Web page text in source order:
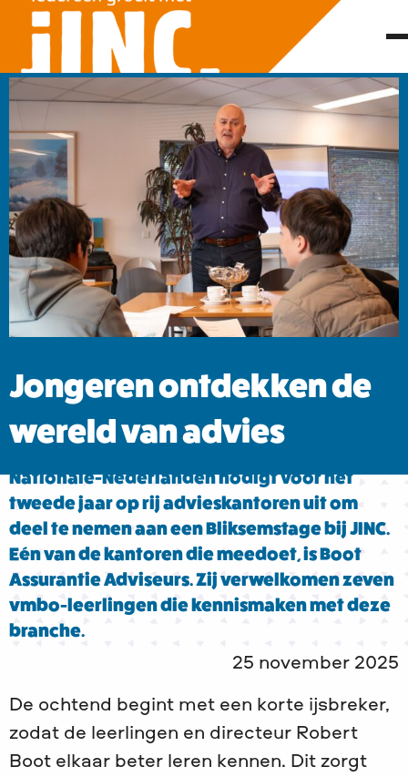
Jongeren ontdekken de
wereld van advies
Nationale-Nederlanden nodigt voor het
tweede jaar op rij advieskantoren uit om
deel te nemen aan een Bliksemstage bij JINC.
Eén van de kantoren die meedoet, is Boot
Assurantie Adviseurs. Zij verwelkomen zeven
vmbo-leerlingen die kennismaken met deze
branche.
25 november 2025
De ochtend begint met een korte ijsbreker,
zodat de leerlingen en directeur Robert
Boot elkaar beter leren kennen. Dit zorgt